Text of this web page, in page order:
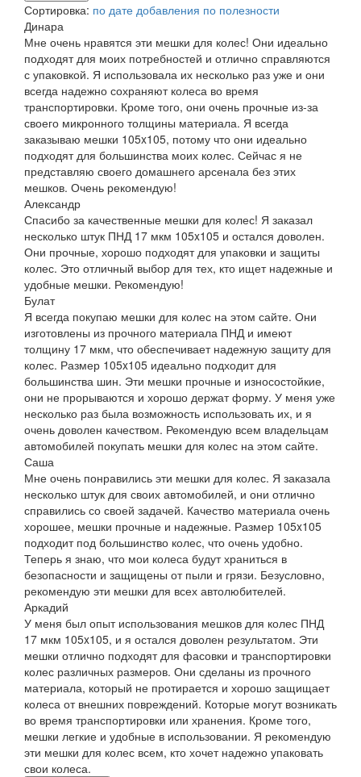
Сортировка: по дате добавления по полезности
Динара
Мне очень нравятся эти мешки для колес! Они идеально
подходят для моих потребностей и отлично справляются
с упаковкой. Я использовала их несколько раз уже и они
всегда надежно сохраняют колеса во время
транспортировки. Кроме того, они очень прочные из-за
своего микронного толщины материала. Я всегда
заказываю мешки 105x105, потому что они идеально
подходят для большинства моих колес. Сейчас я не
представляю своего домашнего арсенала без этих
мешков. Очень рекомендую!
Александр
Спасибо за качественные мешки для колес! Я заказал
несколько штук ПНД 17 мкм 105x105 и остался доволен.
Они прочные, хорошо подходят для упаковки и защиты
колес. Это отличный выбор для тех, кто ищет надежные и
удобные мешки. Рекомендую!
Булат
Я всегда покупаю мешки для колес на этом сайте. Они
изготовлены из прочного материала ПНД и имеют
толщину 17 мкм, что обеспечивает надежную защиту для
колес. Размер 105x105 идеально подходит для
большинства шин. Эти мешки прочные и износостойкие,
они не прорываются и хорошо держат форму. У меня уже
несколько раз была возможность использовать их, и я
очень доволен качеством. Рекомендую всем владельцам
автомобилей покупать мешки для колес на этом сайте.
Саша
Мне очень понравились эти мешки для колес. Я заказала
несколько штук для своих автомобилей, и они отлично
справились со своей задачей. Качество материала очень
хорошее, мешки прочные и надежные. Размер 105x105
подходит под большинство колес, что очень удобно.
Теперь я знаю, что мои колеса будут храниться в
безопасности и защищены от пыли и грязи. Безусловно,
рекомендую эти мешки для всех автолюбителей.
Аркадий
У меня был опыт использования мешков для колес ПНД
17 мкм 105x105, и я остался доволен результатом. Эти
мешки отлично подходят для фасовки и транспортировки
колес различных размеров. Они сделаны из прочного
материала, который не протирается и хорошо защищает
колеса от внешних повреждений. Которые могут возникать
во время транспортировки или хранения. Кроме того,
мешки легкие и удобные в использовании. Я рекомендую
эти мешки для колес всем, кто хочет надежно упаковать
свои колеса.